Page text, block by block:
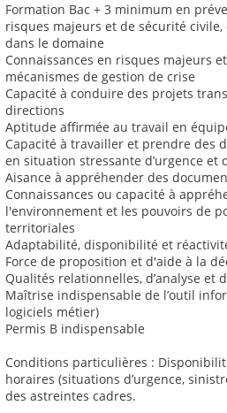
Formation Bac + 3 minimum en
risques majeurs et de sécurité
dans le domaine
Connaissances en risques majeurs
mécanismes de gestion de crise
Capacité à conduire des projets
directions
Aptitude affirmée au travail en
Capacité à travailler et prendre des
en situation stressante d’urgence et
Aisance à appréhender des
Connaissances ou capacité à
l'environnement et les pouvoirs de
territoriales
Adaptabilité, disponibilité et
Force de proposition et d'aide à la
Qualités relationnelles, d’analyse et
Maîtrise indispensable de l’outil
logiciels métier)
Permis B indispensable
Conditions particulières :
horaires (situations d’urgence,
des astreintes cadres.